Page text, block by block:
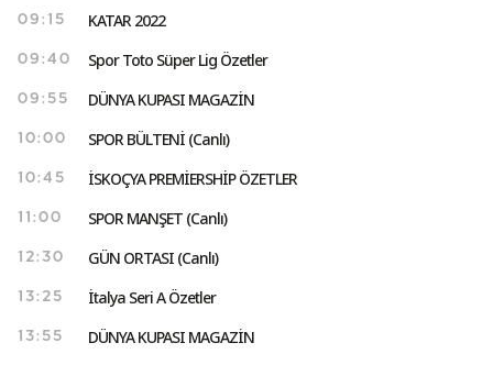
09:15 KATAR 2022
09:40 Spor Toto Süper Lig Özetler
09:55 DÜNYA KUPASI MAGAZİN
10:00 SPOR BÜLTENİ (Canlı)
10:45 İSKOÇYA PREMİERSHİP ÖZETLER
11:00 SPOR MANŞET (Canlı)
12:30 GÜN ORTASI (Canlı)
13:25 İtalya Seri A Özetler
13:55 DÜNYA KUPASI MAGAZİN